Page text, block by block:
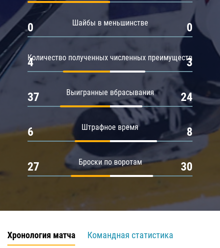
Шайбы в меньшинстве
0 0
Количество полученных численных преимуществ
4 3
Выигранные вбрасывания
37 24
Штрафное время
6 8
Броски по воротам
27 30
Хронология матча
Командная статистика